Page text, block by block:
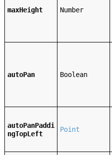
maxHeight Number
autoPan Boolean
autoPanPaddi
ngTopLeft
Point